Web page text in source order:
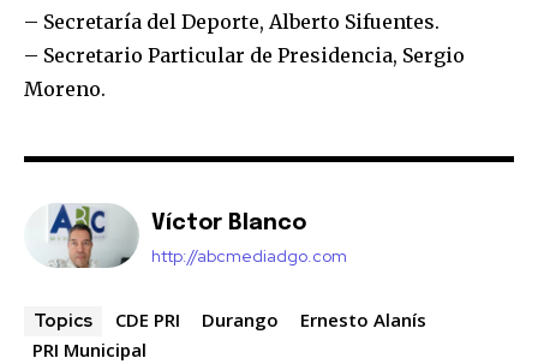
– Secretaría del Deporte, Alberto Sifuentes.
– Secretario Particular de Presidencia, Sergio
Moreno.
Víctor Blanco
http://abcmediadgo.com
Topics CDE PRI Durango
Ernesto Alanís
PRI Municipal